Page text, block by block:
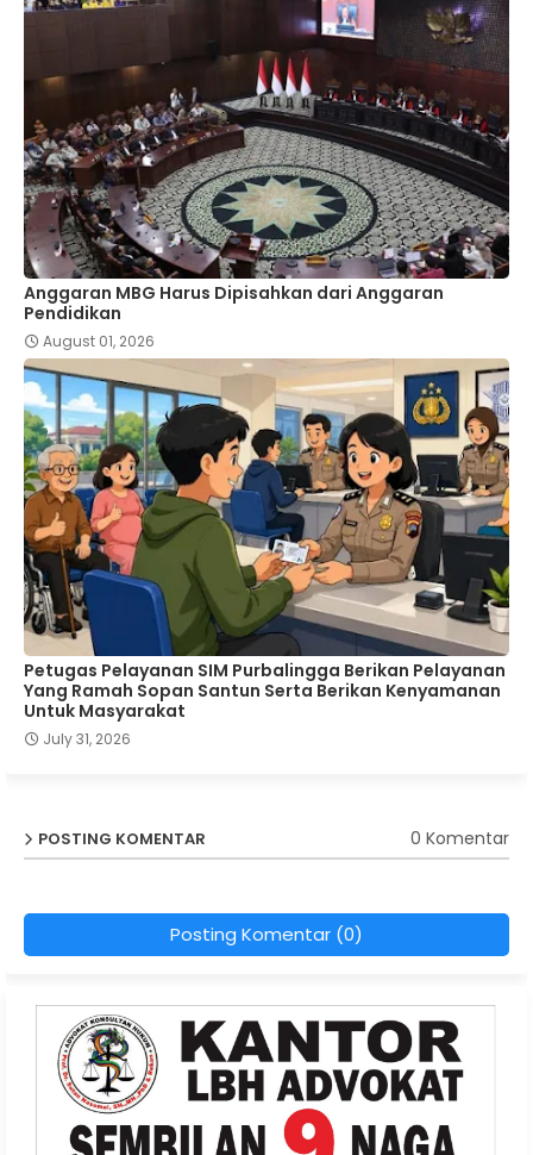
Anggaran MBG Harus Dipisahkan dari Anggaran
Pendidikan
August 01, 2026
Petugas Pelayanan SIM Purbalingga Berikan Pelayanan
Yang Ramah Sopan Santun Serta Berikan Kenyamanan
Untuk Masyarakat
July 31, 2026
POSTING KOMENTAR 0 Komentar
Posting Komentar (0)